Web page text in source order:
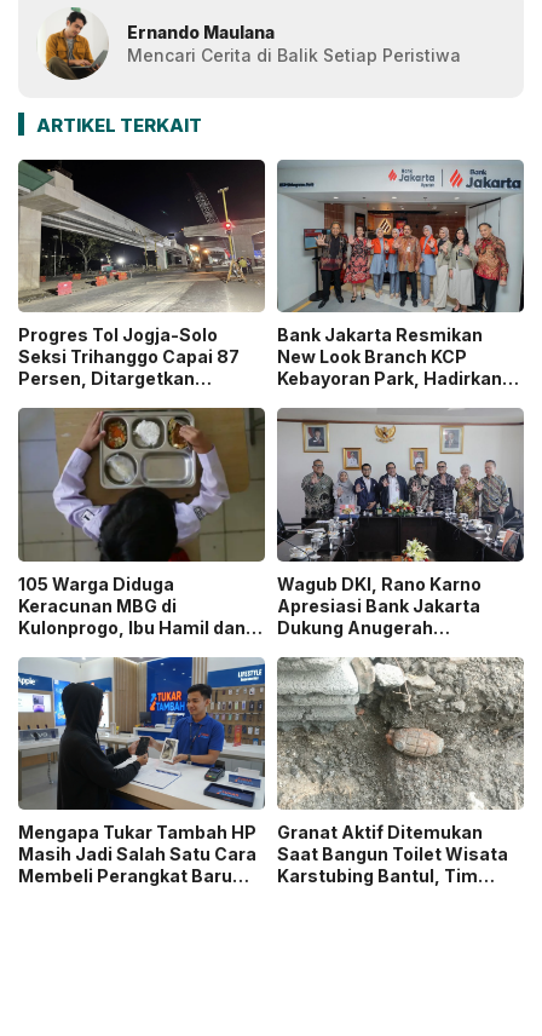
Ernando Maulana
Mencari Cerita di Balik Setiap Peristiwa
ARTIKEL TERKAIT
Progres Tol Jogja-Solo
Seksi Trihanggo Capai 87
Persen, Ditargetkan
Bawen Agustus 2026
Bank Jakarta Resmikan
New Look Branch KCP
Kebayoran Park, Hadirkan
Modern
105 Warga Diduga
Keracunan MBG di
Kulonprogo, Ibu Hamil dan
Terdampak
Wagub DKI, Rano Karno
Apresiasi Bank Jakarta
Dukung Anugerah
Dorong Karya Berkualitas
Sambut 5 Abad Jakarta
Mengapa Tukar Tambah HP
Masih Jadi Salah Satu Cara
Membeli Perangkat Baru
Granat Aktif Ditemukan
Saat Bangun Toilet Wisata
Karstubing Bantul, Tim